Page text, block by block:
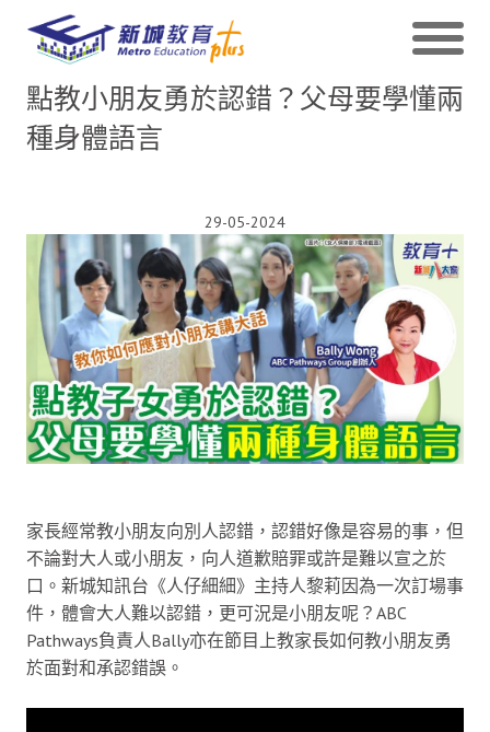
點教小朋友勇於認錯？父母要學懂兩
種身體語言
29-05-2024
家長經常教小朋友向別人認錯，認錯好像是容易的事，但
不論對大人或小朋友，向人道歉賠罪或許是難以宣之於
口。新城知訊台《人仔細細》主持人黎莉因為一次訂場事
件，體會大人難以認錯，更可況是小朋友呢？ABC
Pathways負責人Bally亦在節目上教家長如何教小朋友勇
於面對和承認錯誤。